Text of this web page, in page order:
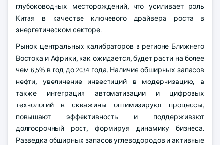
глубоководных месторождений, что усиливает роль
Китая в качестве ключевого драйвера роста в
энергетическом секторе.
Рынок центральных калибраторов в регионе Ближнего
Востока и Африки, как ожидается, будет расти на более
чем 6,5% в год до 2034 года. Наличие обширных запасов
нефти, увеличение инвестиций в модернизацию, а
также интеграция автоматизации и цифровых
технологий в скважины оптимизируют процессы,
повышают эффективность и поддерживают
долгосрочный рост, формируя динамику бизнеса.
Разведка обширных запасов углеводородов и активные